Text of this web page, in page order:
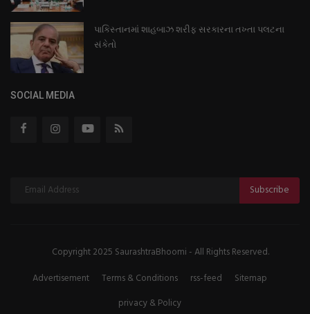
પાકિસ્તાનમાં શાહબાઝ શરીફ સરકારના તખ્તા પલટના
સંકેતો
SOCIAL MEDIA
Subscribe
Copyright 2025 SaurashtraBhoomi - All Rights Reserved.
Advertisement
Terms & Conditions rss-feed
Sitemap
privacy & Policy